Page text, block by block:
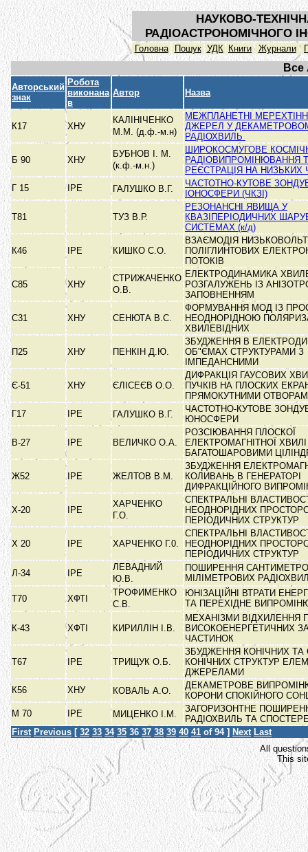
НАУКОВО-
РАДІОАСТРОНОМІЧНОГО
Головна Пошук УДК Книги Журнали
Все
Авторський
знак
Робота
виконана
в
Автор Назва
К17 ХНУ
КАЛІНІЧЕНКО
М.М. (д.ф.-м.н)
МЕЖПЛАНЕТНІ
ДЖЕРЕЛ У
РАДІОХВИЛЬ
Б 90 ХНУ
БУБНОВ І. М.
(к.ф.-м.н.)
ШИРОКОСМУГОВЕ
РАДІОВИПРОМІНЮВАННЯ
РЕЄСТРАЦІЯ НА НИЗЬКИХ
Г 15
ІРЕ ГАЛУШКО В.Г.
ЧАСТОТНО-КУТОВЕ
ІОНОСФЕРИ (ЧКЗІ)
Т81 ТУЗ В.Р.
РЕЗОНАНСНІ ЯВИЩА У
КВАЗІПЕРІОДИЧНИХ
СИСТЕМАХ (к/д)
К46 ІРЕ КИШКО С.О.
ВЗАЄМОДІЯ
ПОЛІГЛИНТОВИХ
ПОТОКІВ
С85 ХНУ
СТРИЖАЧЕНКО
О.В.
ЕЛЕКТРОДИНАМИКА
РОЗГАЛУЖЕНЬ ІЗ
ЗАПОВНЕННЯМ
С31 ХНУ СЕНЮТА В.С.
ФОРМУВАННЯ МОД ІЗ
НЕОДНОРІДНОЮ
ХВИЛЕВІДНИХ
П25 ХНУ ПЕНКІН Д.Ю.
ЗБУДЖЕННЯ В
ОБ"ЄМАХ СТРУКТУРАМИ З
ІМПЕДАНСНИМИ
Є-51 ХНУ ЄЛІСЕЄВ О.О.
ДИФРАКЦІЯ ГАУСОВИХ
ПУЧКІВ НА ПЛОСКИХ
ПРЯМОКУТНИМИ
Г17
ІРЕ ГАЛУШКО В.Г.
ЧАСТОТНО-КУТОВЕ
ЮНОСФЕРИ
В-27 ІРЕ ВЕЛИЧКО О.А.
РОЗСІЮВАННЯ ПЛОСКОЇ
ЕЛЕКТРОМАГНІТНОЇ ХВИЛІ
БАГАТОШАРОВИМИ
Ж52 ІРЕ ЖЕЛТОВ В.М.
ЗБУДЖЕННЯ
КОЛИВАНЬ В ГЕНЕРАТОРІ
ДИФРАКЦІЙНОГО
Х-20 ІРЕ
ХАРЧЕНКО
Г.О.
СПЕКТРАЛЬНІ
НЕОДНОРІДНИХ
ПЕРІОДИЧНИХ СТРУКТУР
Х 20 ІРЕ ХАРЧЕНКО Г.0.
СПЕКТРАЛЬНІ
НЕОДНОРІДНИХ
ПЕРІОДИЧНИХ СТРУКТУР
Л-34
ІРЕ
ЛЕВАДНИЙ
Ю.В.
ПОШИРЕННЯ
МІЛІМЕТРОВИХ
Т70
ХФТІ
ТРОФИМЕНКО
С.В.
ЮНІЗАЦІЙНІ ВТРАТИ
ТА ПЕРЕХІДНЕ
К-43 ХФТІ КИРИЛЛІН І.В.
МЕХАНІЗМИ ВІДХИЛЕННЯ
ВИСОКОЕНЕРГЕТИЧНИХ
ЧАСТИНОК
Т67 ІРЕ ТРИЩУК О.Б.
ЗБУДЖЕННЯ КОНІЧНИХ ТА
КОНІЧНИХ СТРУКТУР
ДЖЕРЕЛАМИ
К56
ХНУ КОВАЛЬ А.О.
ДЕКАМЕТРОВЕ
КОРОНИ СПОКІЙНОГО
М 70
ІРЕ МИЦЕНКО І.М.
ЗАГОРИЗОНТНЕ
РАДІОХВИЛЬ ТА
First Previous [ 32 33 34 35 36 37 38 39 40 41 of 94 ] Next Last
All
This